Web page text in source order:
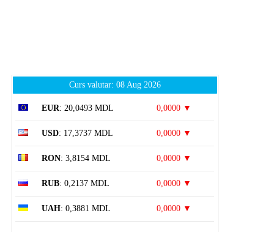
Curs valutar: 08 Aug 2026
EUR: 20,0493 MDL 0,0000 ▼
USD: 17,3737 MDL 0,0000 ▼
RON: 3,8154 MDL 0,0000 ▼
RUB: 0,2137 MDL 0,0000 ▼
UAH: 0,3881 MDL 0,0000 ▼